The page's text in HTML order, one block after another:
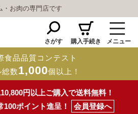
・お肉の専門店です
さがす 購入手続き メニュー
食品品質コンテスト
数1,000個以上！
円以上ご購入で送料無料！
ポイント進呈！
会員登録へ